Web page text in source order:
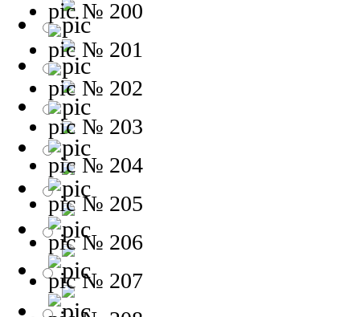
№ 200
№ 201
№ 202
№ 203
№ 204
№ 205
№ 206
№ 207